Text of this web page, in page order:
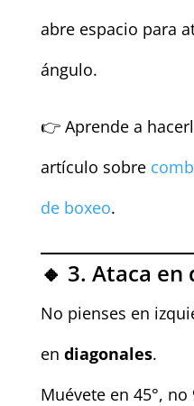
abre espacio para
ángulo.
👉 Aprende a
artículo sobre
de boxeo.
🔸 3. Ataca en
No pienses en
en diagonales.
Muévete en 45°,